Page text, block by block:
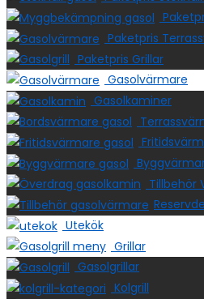
Paketpris
Paketpris Grillar
Gasolvärmare
Gasolkaminer
Tillbehör
Utekök
Grillar
Gasolgrillar
Kolgrill